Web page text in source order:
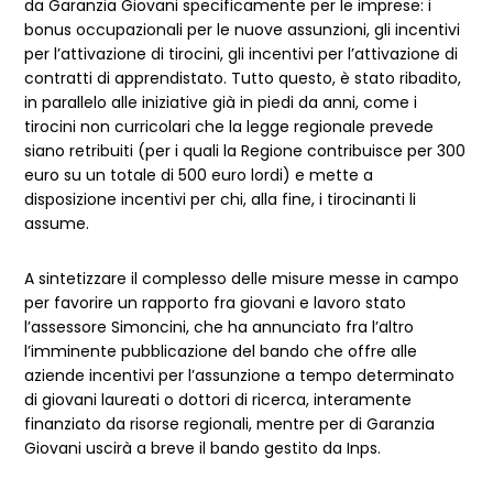
da Garanzia Giovani specificamente per le imprese: i
bonus occupazionali per le nuove assunzioni, gli incentivi
per l’attivazione di tirocini, gli incentivi per l’attivazione di
contratti di apprendistato. Tutto questo, è stato ribadito,
in parallelo alle iniziative già in piedi da anni, come i
tirocini non curricolari che la legge regionale prevede
siano retribuiti (per i quali la Regione contribuisce per 300
euro su un totale di 500 euro lordi) e mette a
disposizione incentivi per chi, alla fine, i tirocinanti li
assume.
A sintetizzare il complesso delle misure messe in campo
per favorire un rapporto fra giovani e lavoro stato
l’assessore Simoncini, che ha annunciato fra l’altro
l’imminente pubblicazione del bando che offre alle
aziende incentivi per l’assunzione a tempo determinato
di giovani laureati o dottori di ricerca, interamente
finanziato da risorse regionali, mentre per di Garanzia
Giovani uscirà a breve il bando gestito da Inps.